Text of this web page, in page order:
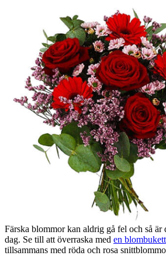
Färska blommor kan aldrig gå fel och så är
dag. Se till att överraska med en blombukett
tillsammans med röda och rosa